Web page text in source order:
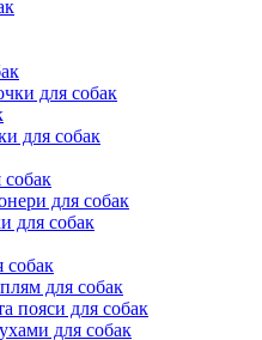
для собак
для собак
собак
для собак
для собак
собак
для собак
пояси для собак
для собак